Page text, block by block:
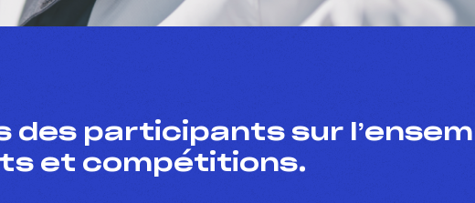
des participants sur
et compétitions.